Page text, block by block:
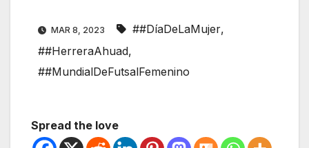
MAR 8, 2023 ##DíaDeLaMujer,
##HerreraAhuad,
##MundialDeFutsalFemenino
Spread the love